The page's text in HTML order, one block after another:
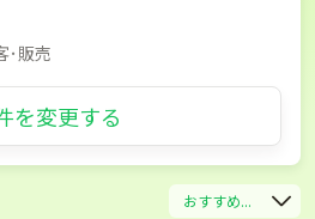
･販売
を変更する
おすすめ...